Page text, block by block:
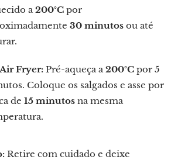
a200°C por
30 minutos ou até
Fryer: Pré-aqueça a200°C por 5
Coloque os salgados e asse por
de 15 minutos na mesma
Retire com cuidado e deixe